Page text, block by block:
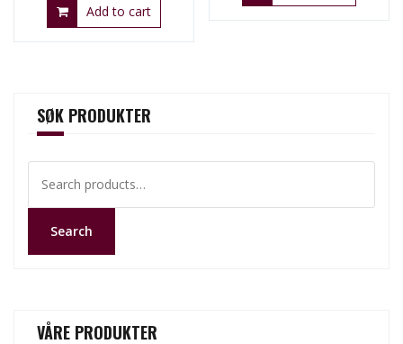
Add to cart
SØK PRODUKTER
for:
Search
VÅRE PRODUKTER